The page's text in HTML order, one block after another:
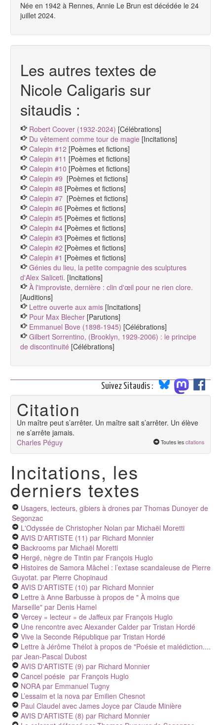
Née en 1942 à Rennes, Annie Le Brun est décédée le 24
juillet 2024.
Les autres textes de
Nicole Caligaris sur
sitaudis :
Robert Coover (1932-2024) [Célébrations]
Du vêtement comme tour de magie [Incitations]
Calepin #12 [Poèmes et fictions]
Calepin #11 [Poèmes et fictions]
Calepin #10 [Poèmes et fictions]
Calepin #9 [Poèmes et fictions]
Calepin #8 [Poèmes et fictions]
Calepin #7 [Poèmes et fictions]
Calepin #6 [Poèmes et fictions]
Calepin #5 [Poèmes et fictions]
Calepin #4 [Poèmes et fictions]
Calepin #3 [Poèmes et fictions]
Calepin #2 [Poèmes et fictions]
Calepin #1 [Poèmes et fictions]
Génies du lieu, la petite compagnie des sculptures
d'Alex Saliceti. [Incitations]
À l'improviste, dernière : clin d'œil pour ne rien clore.
[Auditions]
Lettre ouverte aux amis [Incitations]
Pour Max Blecher [Parutions]
Emmanuel Bove (1898-1945) [Célébrations]
Gilbert Sorrentino, (Brooklyn, 1929-2006) : le principe
de discontinuité [Célébrations]
Suivez Sitaudis :
Citation
Un maître peut s’arrêter. Un maître sait s’arrêter. Un élève
ne s’arrête jamais.
Charles Péguy
Toutes les citations
Incitations, les
derniers textes
Usagers, lecteurs, gibiers à drones par Thomas Dunoyer de
Segonzac
L'Odyssée de Christopher Nolan par Michaël Moretti
AVIS D'ARTISTE (11) par Richard Monnier
Backrooms par Michaël Moretti
Hergé, nègre de Tintin par François Huglo
Histoires de Samora Mâchel : l’extase scandaleuse de Pierre
Guyotat. par Pierre Chopinaud
AVIS D'ARTISTE (10) par Richard Monnier
Lettre à Anne Barbusse à propos de " À moins que
Marseille" par Denis Hamel
Vercey « lecteur » de Jaffeux par François Huglo
Une rencontre avec Alexander Calder par Tristan Hordé
Vive la Seconde République par Tristan Hordé
Lettre à Jérôme Thélot à propos de "Poésie et malédiction....
par Jean-Pascal Dubost
AVIS D'ARTISTE (9) par Richard Monnier
Cancel poésie par François Huglo
NORA par Emmanuel Tugny
L’essaim et la nova par Emilien Chesnot
Paul Claudel avec James Joyce par Claude Minière
AVIS D'ARTISTE (8) par Richard Monnier